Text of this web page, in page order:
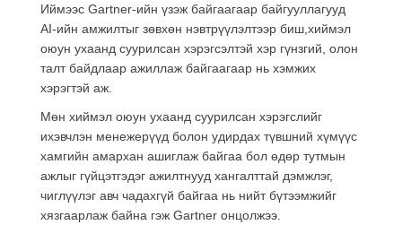
Иймээс Gartner-ийн үзэж байгаагаар байгууллагууд
AI-ийн амжилтыг зөвхөн нэвтрүүлэлтээр биш,хиймэл
оюун ухаанд суурилсан хэрэгсэлтэй хэр гүнзгий, олон
талт байдлаар ажиллаж байгаагаар нь хэмжих
хэрэгтэй аж.
Мөн хиймэл оюун ухаанд суурилсан хэрэгслийг
ихэвчлэн менежерүүд болон удирдах түвшний хүмүүс
хамгийн амархан ашиглаж байгаа бол өдөр тутмын
ажлыг гүйцэтгэдэг ажилтнууд хангалттай дэмжлэг,
чиглүүлэг авч чадахгүй байгаа нь нийт бүтээмжийг
хязгаарлаж байна гэж Gartner онцолжээ.